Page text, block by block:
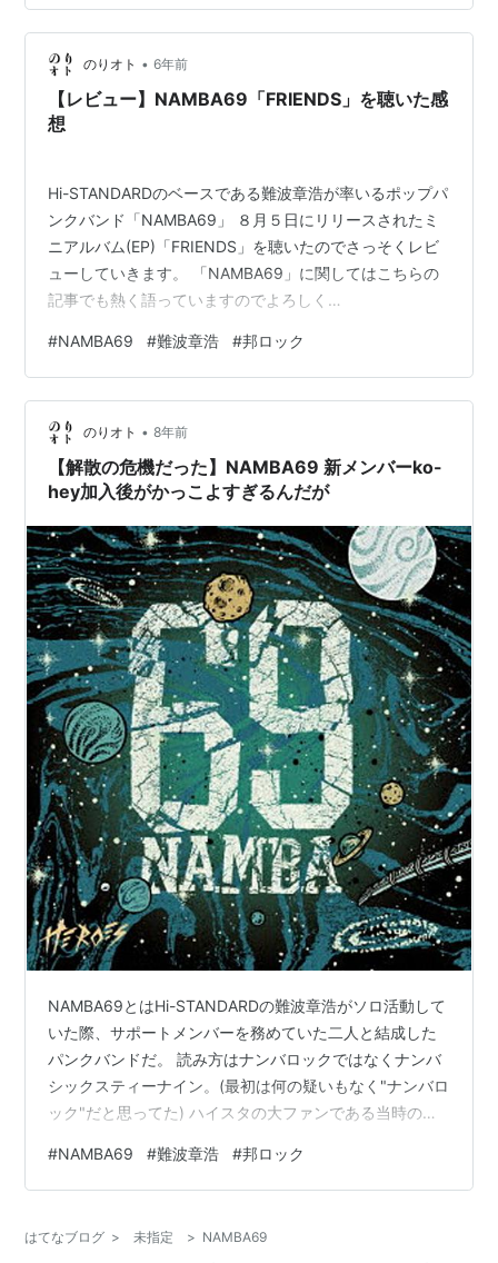
客が続出。 NAMBA69「YOU'RE MY FRIEND」Official
Music Video
のりオト • 6年前
【レビュー】NAMBA69「FRIENDS」を聴いた感
想
Hi-STANDARDのベースである難波章浩が率いるポップパ
ンクバンド「NAMBA69」 ８月５日にリリースされたミ
ニアルバム(EP)「FRIENDS」を聴いたのでさっそくレビ
ューしていきます。 「NAMBA69」に関してはこちらの
記事でも熱く語っていますのでよろしく
NAMBA69「FRIENDS」- LIFE IS GOOD
NAMBA69「FRIENDS」- YOU'RE MY FRIEND
NAMBA69「FRIENDS」- PLAY THE GAME
NAMBA69「FRIENDS」- BEST OF THE BEST
NAMBA69「FRI…
#NAMBA69 #難波章浩 #邦ロック
のりオト • 8年前
【解散の危機だった】NAMBA69 新メンバーko-
hey加入後がかっこよすぎるんだが
NAMBA69とはHi-STANDARDの難波章浩がソロ活動して
いた際、サポートメンバーを務めていた二人と結成した
パンクバンドだ。 読み方はナンバロックではなくナンバ
シックスティーナイン。(最初は何の疑いもなく"ナンバロ
ック"だと思ってた) ハイスタの大ファンである当時の私
けだが、どうにも突き抜ける感じはしなかった。カッコ
イイことはカッコいんのだが、乗り切れないというか。
みだったと言える。 JESSE（RIZE）とコラボした曲は意
#NAMBA69 #難波章浩 #邦ロック
はてなブログ > 未指定 > NAMBA69